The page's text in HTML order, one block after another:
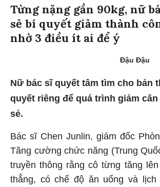
Từng nặng gần 90kg, nữ
sẻ bí quyết giảm thành
nhờ 3 điều ít ai để ý
Đậu Đậu
Nữ bác sĩ quyết tâm tìm cho bản
quyết riêng để quá trình giảm
sẻ.
Bác sĩ Chen Junlin, giám đốc
Tăng cường chức năng (Trung
truyền thông rằng cô từng tăng
thẳng, có chế độ ăn uống và lịch